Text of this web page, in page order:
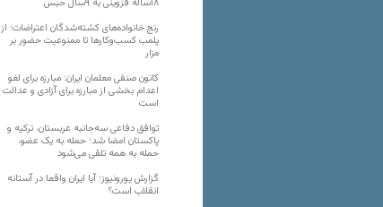
رنج خانواده‌های کشته‌شدگان اعتراضات؛ از
پلمب کسب‌وکارها تا ممنوعیت حضور بر
مزار
کانون صنفی معلمان ایران: مبارزه برای لغو
اعدام بخشی از مبارزه برای آزادی و عدالت
است
توافق دفاعی سه‌جانبه عربستان، ترکیه و
پاکستان امضا شد؛ حمله به یک عضو،
حمله به همه تلقی می‌شود
گزارش یورونیوز؛ آیا ایران واقعا در آستانه
انقلاب است؟